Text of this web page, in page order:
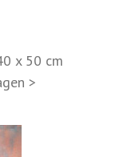
x 50 cm
>